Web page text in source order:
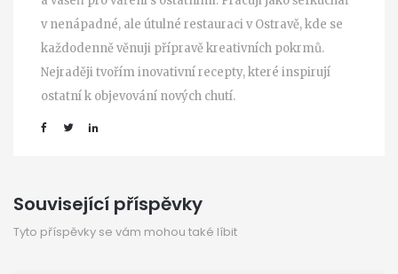
v nenápadné, ale útulné restauraci v Ostravě, kde se
každodenně věnuji přípravě kreativních pokrmů.
Nejraději tvořím inovativní recepty, které inspirují
ostatní k objevování nových chutí.
Související příspěvky
Tyto příspěvky se vám mohou také líbit